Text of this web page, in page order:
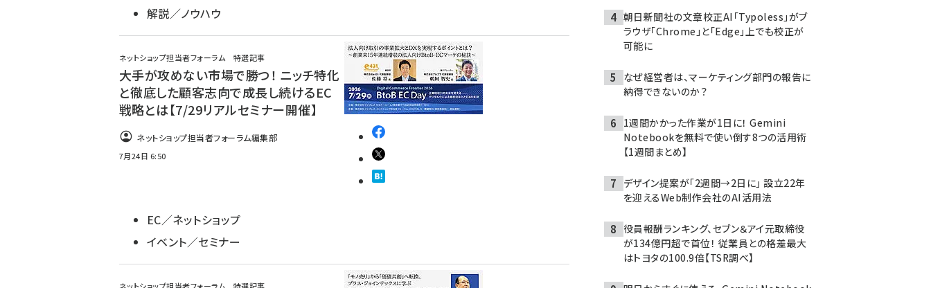
解説／ノウハウ
ネットショップ担当者フォーラム 特選記事
大手が攻めない市場で勝つ！ ニッチ特化
と徹底した顧客志向で成長し続けるEC
戦略とは【7/29リアルセミナー開催】
ネットショップ担当者フォーラム編集部
7月24日 6:50
EC／ネットショップ
イベント／セミナー
朝日新聞社の文章校正AI「Typoless」がブ
ラウザ「Chrome」と「Edge」上でも校正が
可能に
なぜ経営者は、マーケティング部門の報告に
納得できないのか？
1週間かかった作業が1日に！ Gemini
Notebookを無料で使い倒す8つの活用術
【1週間まとめ】
デザイン提案が「2週間→2日に」 設立22年
を迎えるWeb制作会社のAI活用法
役員報酬ランキング、セブン＆アイ元取締役
が134億円超で首位！ 従業員との格差最大
はトヨタの100.9倍【TSR調べ】